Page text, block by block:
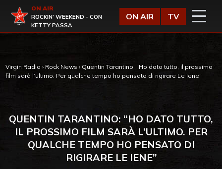
Virgin Radio
ON AIR
ROCKIN' WEEKEND - CON
KETTY PASSA
ON AIR TV
Virgin Radio › Rock News › Quentin Tarantino: “Ho dato tutto, il prossimo
film sarà l’ultimo. Per qualche tempo ho pensato di rigirare Le Iene”
QUENTIN TARANTINO: “HO DATO TUTTO,
IL PROSSIMO FILM SARÀ L’ULTIMO. PER
QUALCHE TEMPO HO PENSATO DI
RIGIRARE LE IENE”